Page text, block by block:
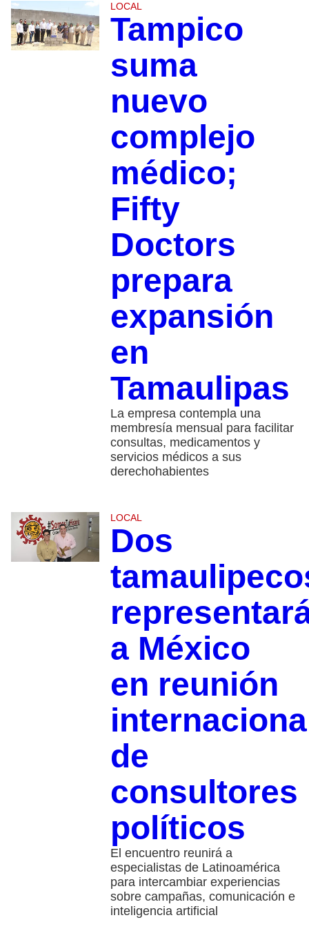
LOCAL
Tampico
suma
nuevo
complejo
médico;
Fifty
Doctors
prepara
expansión
en
Tamaulipas
La empresa contempla una
membresía mensual para facilitar
consultas, medicamentos y
servicios médicos a sus
derechohabientes
LOCAL
Dos
a México
en reunión
de
consultores
políticos
El encuentro reunirá a
especialistas de Latinoamérica
para intercambiar experiencias
sobre campañas, comunicación e
inteligencia artificial